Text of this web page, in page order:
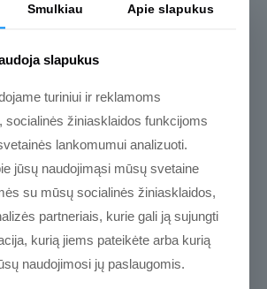
Kviečiame pasižvalgyti
Smulkiau Apie slapukus
slapukus
turiniui ir reklamoms
socialinės žiniasklaidos funkcijoms
lankomumui analizuoti.
jūsų naudojimąsi mūsų svetaine
su mūsų socialinės žiniasklaidos,
partneriais, kurie gali ją sujungti
kurią jiems pateikėte arba kurią
naudojimosi jų paslaugomis.